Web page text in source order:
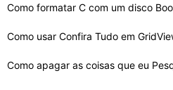
Codificação em Linux
As vantagens de Centos
Como formatar C com um disco
Como usar Confira Tudo em
Como apagar as coisas que eu